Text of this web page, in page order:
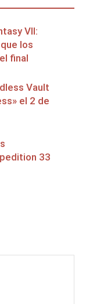
VII:
los
final
Vault
el 2 de
33